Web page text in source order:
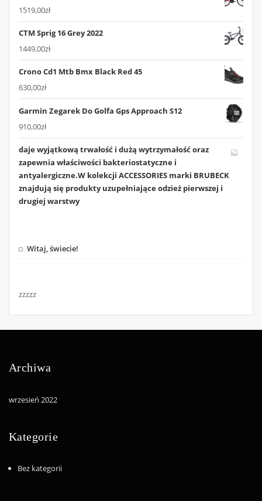
1519,00zł
CTM Sprig 16 Grey 2022
1449,00zł
Crono Cd1 Mtb Bmx Black Red 45
630,00zł
Garmin Zegarek Do Golfa Gps Approach S12
910,00zł
daje wyjątkową trwałość i dużą wytrzymałość oraz
zapewnia właściwości bakteriostatyczne i
antyalergiczne.W kolekcji ACCESSORIES marki BRUBECK
znajdują się produkty uzupełniające odzież pierwszej i
drugiej warstwy
Witaj, świecie!
zzzzz
Archiwa
wrzesień 2022
Kategorie
Bez kategorii